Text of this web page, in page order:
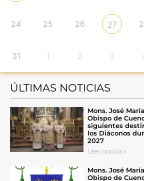
24 25 26 27
31 1 2 3
ÚLTIMAS NOTICIAS
Mons. José
Obispo de
siguientes
los Diáconos
2027
Leer noticia »
Mons. José
Obispo de